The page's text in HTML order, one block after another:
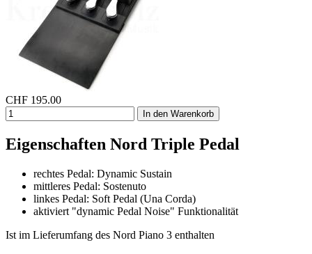
CHF 195.00
In den Warenkorb
Eigenschaften Nord Triple Pedal
rechtes Pedal: Dynamic Sustain
mittleres Pedal: Sostenuto
linkes Pedal: Soft Pedal (Una Corda)
aktiviert "dynamic Pedal Noise" Funktionalität
Ist im Lieferumfang des Nord Piano 3 enthalten